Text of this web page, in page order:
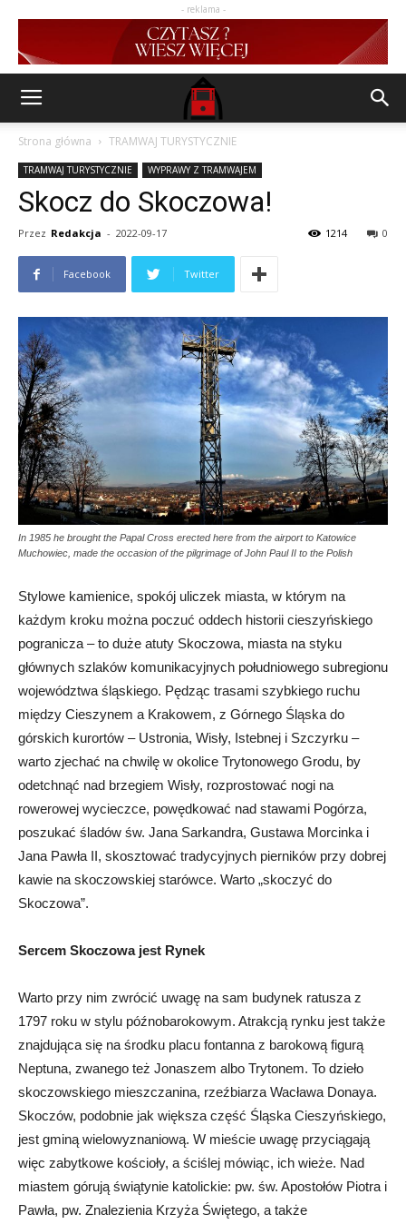
- reklama -
Strona główna TRAMWAJ TURYSTYCZNIE
TRAMWAJ TURYSTYCZNIE WYPRAWY Z TRAMWAJEM
Skocz do Skoczowa!
Przez Redakcja - 2022-09-17 0
1214
Facebook Twitter
In 1985 he brought the Papal Cross erected here from the airport to Katowice
Muchowiec, made the occasion of the pilgrimage of John Paul II to the Polish
Stylowe kamienice, spokój uliczek miasta, w którym na
każdym kroku można poczuć oddech historii cieszyńskiego
pogranicza – to duże atuty Skoczowa, miasta na styku
głównych szlaków komunikacyjnych południowego subregionu
województwa śląskiego. Pędząc trasami szybkiego ruchu
między Cieszynem a Krakowem, z Górnego Śląska do
górskich kurortów – Ustronia, Wisły, Istebnej i Szczyrku –
warto zjechać na chwilę w okolice Trytonowego Grodu, by
odetchnąć nad brzegiem Wisły, rozprostować nogi na
rowerowej wycieczce, powędkować nad stawami Pogórza,
poszukać śladów św. Jana Sarkandra, Gustawa Morcinka i
Jana Pawła II, skosztować tradycyjnych pierników przy dobrej
kawie na skoczowskiej starówce. Warto „skoczyć do
Skoczowa”.
Sercem Skoczowa jest Rynek
Warto przy nim zwrócić uwagę na sam budynek ratusza z
1797 roku w stylu późnobarokowym. Atrakcją rynku jest także
znajdująca się na środku placu fontanna z barokową figurą
Neptuna, zwanego też Jonaszem albo Trytonem. To dzieło
skoczowskiego mieszczanina, rzeźbiarza Wacława Donaya.
Skoczów, podobnie jak większa część Śląska Cieszyńskiego,
jest gminą wielowyznaniową. W mieście uwagę przyciągają
więc zabytkowe kościoły, a ściślej mówiąc, ich wieże. Nad
miastem górują świątynie katolickie: pw. św. Apostołów Piotra i
Pawła, pw. Znalezienia Krzyża Świętego, a także